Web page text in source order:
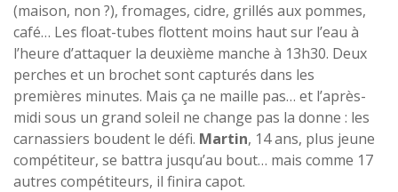
(maison, non ?), fromages, cidre, grillés aux pommes,
café… Les float-tubes flottent moins haut sur l’eau à
l’heure d’attaquer la deuxième manche à 13h30. Deux
perches et un brochet sont capturés dans les
premières minutes. Mais ça ne maille pas… et l’après-
midi sous un grand soleil ne change pas la donne : les
carnassiers boudent le défi. Martin, 14 ans, plus jeune
compétiteur, se battra jusqu’au bout… mais comme 17
autres compétiteurs, il finira capot.